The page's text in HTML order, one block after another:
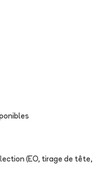
(EO, tirage de tête,